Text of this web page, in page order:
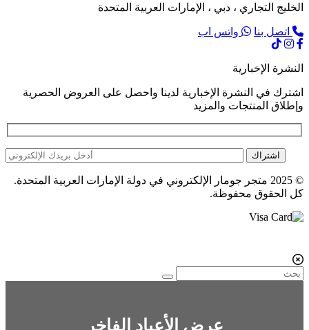
الخليج التجاري ، دبي ، الإمارات العربية المتحدة
اتصل بنا واتس اب
النشرة الإخبارية
اشترك في النشرة الإخبارية لدينا واحصل على العروض الحصرية
وإطلاق المنتجات والمزيد
اشتراك
© 2025 متجر جومار الإلكتروني في دولة الإمارات العربية المتحدة.
كل الحقوق محفوظة.
عرض الأعياد الفاخر